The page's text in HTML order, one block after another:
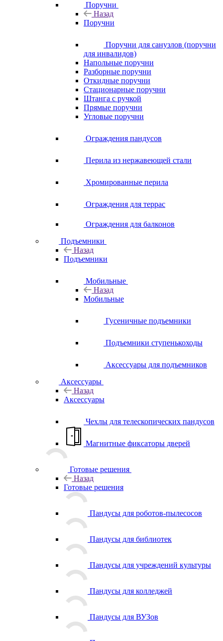
Поручни
Назад
Поручни
Поручни для санузлов (поручни
для инвалидов)
Напольные поручни
Разборные поручни
Откидные поручни
Стационарные поручни
Штанга с ручкой
Прямые поручни
Угловые поручни
Ограждения пандусов
Перила из нержавеющей стали
Хромированные перила
Ограждения для террас
Ограждения для балконов
Подъемники
Назад
Подъемники
Мобильные
Назад
Мобильные
Гусеничные подъемники
Подъемники ступенькоходы
Аксессуары для подъемников
Аксессуары
Назад
Аксессуары
Чехлы для телескопических пандусов
Магнитные фиксаторы дверей
Готовые решения
Назад
Готовые решения
Пандусы для роботов-пылесосов
Пандусы для библиотек
Пандусы для учреждений культуры
Пандусы для колледжей
Пандусы для ВУЗов